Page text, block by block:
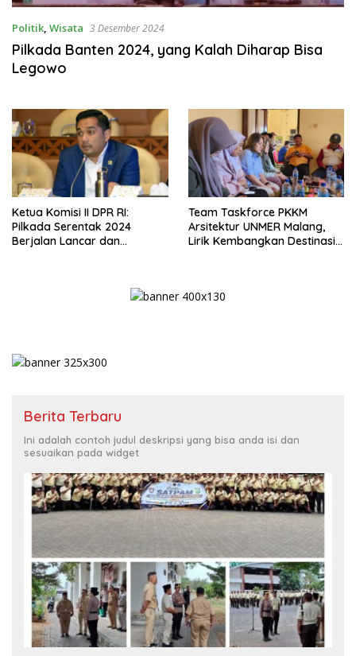
Politik, Wisata 3 Desember 2024
Pilkada Banten 2024, yang Kalah Diharap Bisa
Legowo
Ketua Komisi II DPR RI:
Pilkada Serentak 2024
Berjalan Lancar dan
Team Taskforce PKKM
Arsitektur UNMER Malang,
Lirik Kembangkan Destinasi
Berita Terbaru
Ini adalah contoh judul deskripsi yang bisa anda isi dan
sesuaikan pada widget